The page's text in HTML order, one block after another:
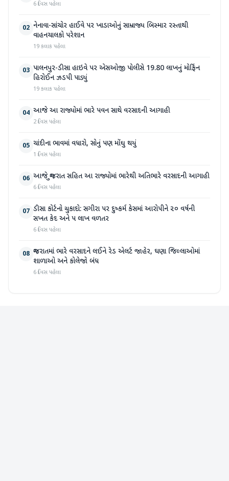
6 દિવસ પહેલા
02 નેનાવા-સાંચોર હાઈવે પર ખાડાઓનું સામ્રાજ્ય બિસ્માર રસ્તાથી
વાહનચાલકો પરેશાન
19 કલાક પહેલા
03 પાલનપુર-ડીસા હાઇવે પર એસઓજી પોલીસે 19.80 લાખનું મોર્ફિન
હિરોઈન ઝડપી પાડ્યું
19 કલાક પહેલા
04 આજે આ રાજ્યોમાં ભારે પવન સાથે વરસાદની આગાહી
2 દિવસ પહેલા
05 ચાંદીના ભાવમાં વધારો, સોનું પણ મોંઘુ થયું
1 દિવસ પહેલા
06 આજે ગુજરાત સહિત આ રાજ્યોમાં ભારેથી અતિભારે વરસાદની આગાહી
6 દિવસ પહેલા
07 ડીસા કોર્ટનો ચુકાદો: સગીરા પર દુષ્કર્મ કેસમાં આરોપીને ૨૦ વર્ષની
સખત કેદ અને ૫ લાખ વળતર
6 દિવસ પહેલા
08 ગુજરાતમાં ભારે વરસાદને લઈને રેડ એલર્ટ જાહેર, ઘણા જિલ્લાઓમાં
શાળાઓ અને કોલેજો બંધ
6 દિવસ પહેલા